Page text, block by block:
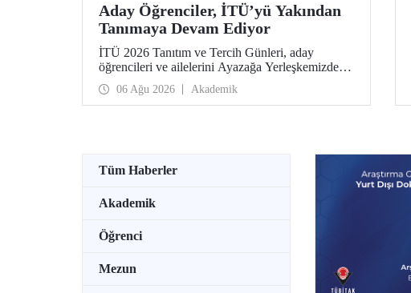
Aday Öğrenciler, İTÜ’yü Yakından
Tanımaya Devam Ediyor
İTÜ 2026 Tanıtım ve Tercih Günleri, aday
öğrencileri ve ailelerini Ayazağa Yerleşkemizde
ağırlamaya devam ediyor. Tanıtım ve Tercih
Günleri 7 Ağustos’ta tamamlanacak, ilgili fakülte
ve birimler adaylara bilgi vermeye devam edecek.
06 Ağu 2026 Akademik
Tüm Haberler
Akademik
Öğrenci
Mezun